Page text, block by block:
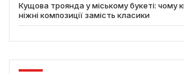
Кущова троянда у міському букеті: чому
ніжні композиції замість класики